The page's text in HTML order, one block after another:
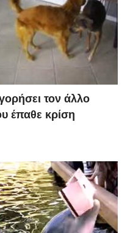
τον άλλο
έπαθε κρίση